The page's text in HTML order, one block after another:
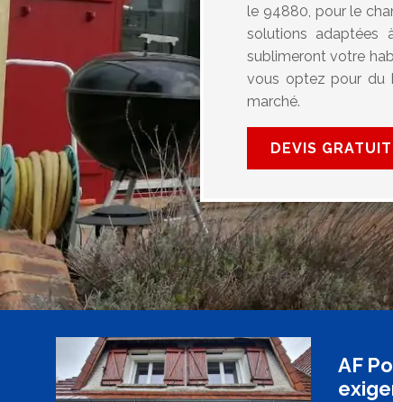
le 94880, pour le
solutions adaptées
sublimeront votre
vous optez pour du
marché.
DEVIS GRATUIT
AF